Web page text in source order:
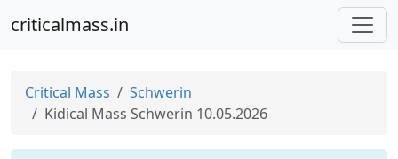
criticalmass.in
Critical Mass
Schwerin
Kidical Mass Schwerin 10.05.2026